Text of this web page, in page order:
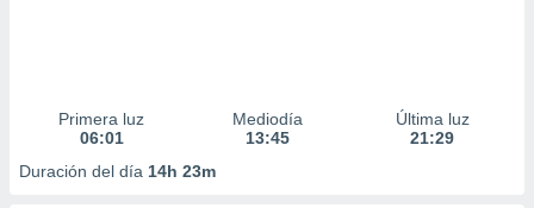
de
de
Primera luz
06:01
Mediodía
13:45
Última luz
21:29
Duración del día 14h 23m